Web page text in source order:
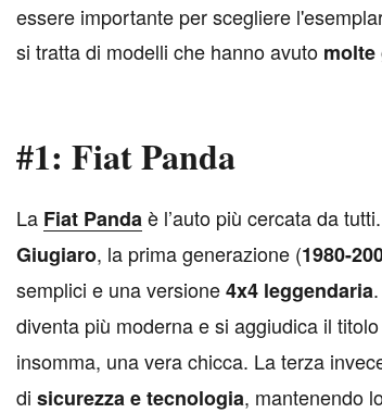
essere importante per scegliere
si tratta di modelli che hanno avuto molte
#1: Fiat Panda
La Fiat Pandaè l’auto più cercata da
Giugiaro, la prima generazione (1980-
semplici e una versione4x4 leggendaria
diventa più moderna e si aggiudica il titolo
insomma, una vera chicca. La terza
di sicurezza e tecnologia, mantenendo